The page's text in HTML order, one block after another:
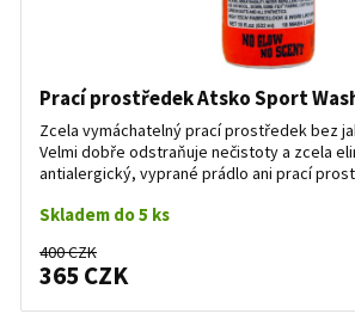
Prací prostředek Atsko Sport
Zcela vymáchatelný prací prostředek bez
Velmi dobře odstraňuje nečistoty a zcela
antialergický, vyprané prádlo ani prací
Skladem do 5 ks
400 CZK
365 CZK